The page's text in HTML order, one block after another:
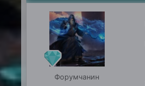
Форумчанин